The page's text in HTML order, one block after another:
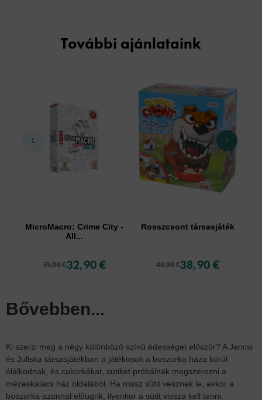
További ajánlataink
MicroMacro: Crime City -
All...
35,90 €32,90 €
Rosszcsont társasjáték
40,90 €38,90 €
Bővebben...
Ki szerzi meg a négy különböző színű édességet először? A Jancsi
és Juliska társasjátékban a játékosok a boszorka háza körül
ólálkodnak, és cukorkákat, sütiket próbálnak megszerezni a
mézeskalács ház oldalából. Ha rossz sütit vesznek le, akkor a
boszorka azonnal előugrik, ilyenkor a sütit vissza kell tenni.